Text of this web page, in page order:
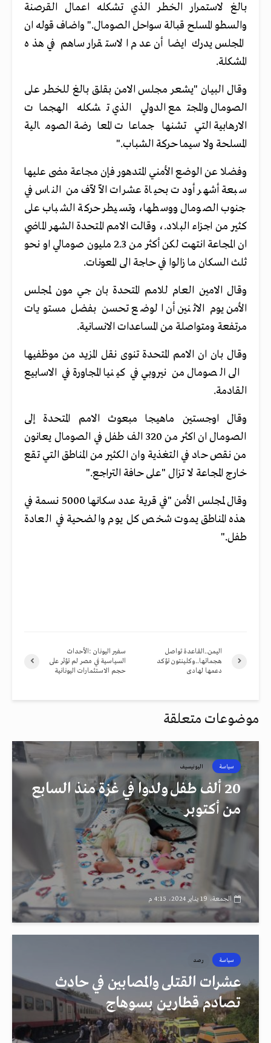
بالغ لاستمرار الخطر الذي تشكله اعمال القرصنة
والسطو المسلح قبالة سواحل الصومال." واضاف قوله ان
المجلس يدرك ايضا أن عدم الاستقرار ساهم في هذه
المشكلة.
وقال البيان "يشعر مجلس الامن بقلق بالغ للخطر على
الصومال والمجتمع الدولي الذي تشكله الهجمات
الارهابية التي تشنها جماعات المعارضة الصومالية
المسلحة ولا سيما حركة الشباب."
وفضلا عن الوضع الأمني المتدهور فإن مجاعة مضى عليها
سبعة أشهر أودت بحياة عشرات الآلآف من الناس في
جنوب الصومال ووسطها، وتسيطر حركة الشباب على
كثير من اجزاء البلاد.، وقالت الامم المتحدة الشهر الماضي
ان المجاعة انتهت لكن أكثر من 2.3 مليون صومالي او نحو
ثلث السكان ما زالوا في حاجة الى المعونات.
وقال الامين العام للامم المتحدة بان جي مون لمجلس
الأمن يوم الاثنين أن الوضع تحسن بفضل مستويات
مرتفعة ومتواصلة من المساعدات الانسانية.
وقال بان ان الامم المتحدة تنوى نقل المزيد من موظفيها
الى الصومال من نيروبي في كينيا المجاورة في الاسابيع
القادمة.
وقال اوجستين ماهيجا مبعوث الامم المتحدة إلى
الصومال ان اكثر من 320 الف طفل في الصومال يعانون
من نقص حاد في التغذية وان الكثير من المناطق التي تقع
خارج المجاعة لا تزال "على حافة التراجع."
وقال لمجلس الأمن "في قرية عدد سكانها 5000 نسمة في
هذه المناطق يموت شخص كل يوم والضحية في العادة
طفل."
سفير اليونان :الأحداث
السياسية في مصر لم تؤثر على
حجم الاستثمارات اليونانية
اليمن..القاعدة تواصل
هجماتها..وكلينتون تؤكد
دعمها لهادى‏
موضوعات متعلقة
سياسة اليونيسيف
20 ألف طفل ولدوا في غزة منذ السابع
من أكتوبر
الجمعة، 19 يناير 2024، 4:15 م
سياسة رصد
عشرات القتلى والمصابين في حادث
تصادم قطارين بسوهاج